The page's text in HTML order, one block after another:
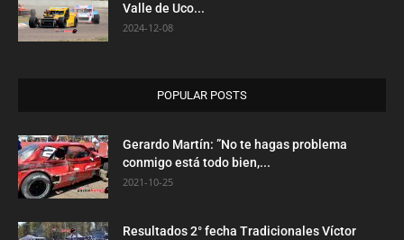
Valle de Uco...
2024-12-08
POPULAR POSTS
Gerardo Martín: ”No te hagas problema
conmigo está todo bien,...
2021-10-25
Resultados 2° fecha Tradicionales Víctor